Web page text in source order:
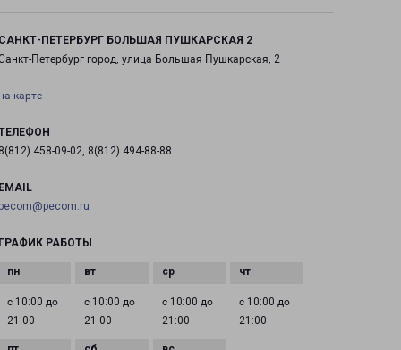
ПЕТЕРБУРГ БОЛЬШАЯ ПУШКАРСКАЯ 2
Петербург город, улица Большая Пушкарская, 2
карте
458-09-02, 8(812) 494-88-88
РАБОТЫ
с 10:00 до
21:00
с 10:00 до
21:00
с 10:00 до
21:00
с 10:00 до
21:00